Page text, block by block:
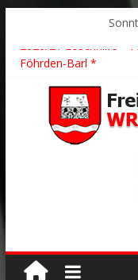
2026/21 Löschhilfe *
2026/24 * TH G Y *
2026/23 TH K Y *
2026/22 TH Y * VU *
Der schönste Einsatz